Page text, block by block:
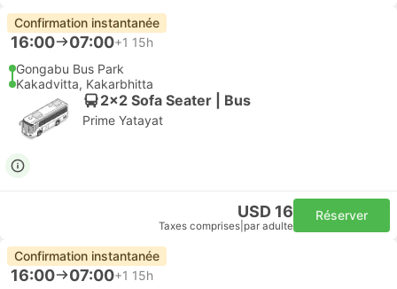
Confirmation instantanée
16:00 07:00+1 15h
Gongabu Bus Park
Kakadvitta, Kakarbhitta
2x2 Sofa Seater | Bus
Prime Yatayat
USD 16
Taxes comprises par adulte
Réserver
Confirmation instantanée
16:00 07:00+1 15h